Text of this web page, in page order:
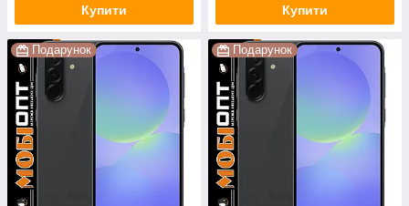
Купити Купити
Подарунок Подарунок